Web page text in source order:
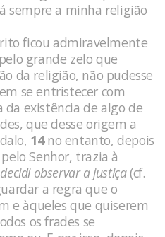
sempre a minha religião
ficou admiravelmente
grande zelo que
da religião, não pudesse
se entriste­cer com
da existência de algo de
que desse origem a
14no entanto, depois
Se­nhor, trazia à
decidi observar a justiça(cf.
a regra que o
e àqueles que quiserem
os frades se